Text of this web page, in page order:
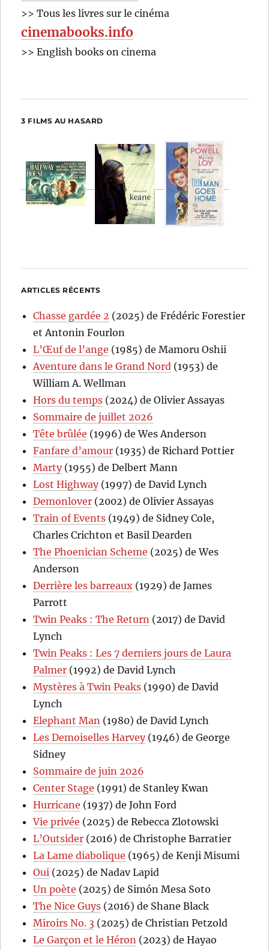
>> Tous les livres sur le cinéma
cinemabooks.info
>> English books on cinema
3 FILMS AU HASARD
ARTICLES RÉCENTS
Chasse gardée 2 (2025) de Frédéric Forestier
et Antonin Fourlon
L’Œuf de l’ange (1985) de Mamoru Oshii
Aventure dans le Grand Nord (1953) de
William A. Wellman
Hors du temps (2024) de Olivier Assayas
Sommaire de juillet 2026
Tête brûlée (1996) de Wes Anderson
Fanfare d’amour (1935) de Richard Pottier
Marty(1955) de Delbert Mann
Lost Highway(1997) de David Lynch
Demonlover (2002) de Olivier Assayas
Train of Events (1949) de Sidney Cole,
Charles Crichton et Basil Dearden
The Phoenician Scheme (2025) de Wes
Anderson
Derrière les barreaux (1929) de James
Parrott
Twin Peaks : The Return (2017) de David
Lynch
Twin Peaks : Les 7 derniers jours de Laura
Palmer (1992) de David Lynch
Mystères à Twin Peaks (1990) de David
Lynch
Elephant Man (1980) de David Lynch
Les Demoiselles Harvey(1946) de George
Sidney
Sommaire de juin 2026
Center Stage (1991) de Stanley Kwan
Hurricane (1937) de John Ford
Vie privée (2025) de Rebecca Zlotowski
L’Outsider (2016) de Christophe Barratier
La Lame diabolique (1965) de Kenji Misumi
Oui (2025) de Nadav Lapid
Un poète (2025) de Simón Mesa Soto
The Nice Guys (2016) de Shane Black
Miroirs No. 3 (2025) de Christian Petzold
Le Garçon et le Héron (2023) de Hayao